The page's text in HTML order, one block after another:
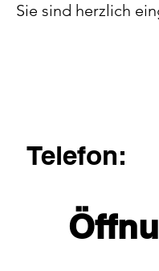
Sie sind herzlich
Telefon: